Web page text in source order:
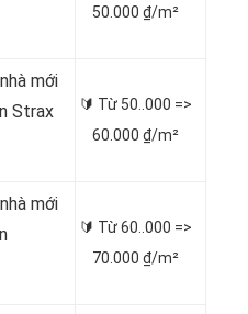
50.000 ₫/m²
mới
Strax
🔰 Từ 50..000 =>
60.000 ₫/m²
mới
🔰 Từ60..000 =>
70.000 ₫/m²